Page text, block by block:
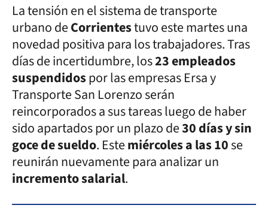
La tensión en el sistema de transporte
urbano deCorrientestuvo este martes una
novedad positiva para los trabajadores. Tras
días de incertidumbre, los23 empleados
suspendidospor las empresas Ersa y
Transporte San Lorenzo serán
reincorporados a sus tareas luego de haber
sido apartados por un plazo de30 días y sin
goce de sueldo. Estemiércoles a las 10se
reunirán nuevamente para analizar un
incremento salarial.